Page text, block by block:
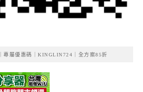
專屬優惠碼｜KINGLIN724｜全方案85折